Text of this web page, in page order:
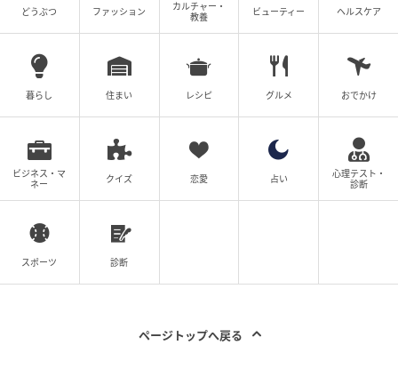
どうぶつ ファッション
カルチャー・
教養
ビューティー ヘルスケア
暮らし 住まい レシピ グルメ おでかけ
ビジネス・マ
ネー
クイズ 恋愛 占い
心理テスト・
診断
スポーツ 診断
ページトップへ戻る